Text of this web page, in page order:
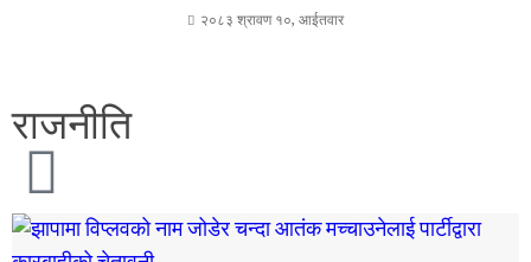
२०८३ श्रावण १०, आईतवार
राजनीति